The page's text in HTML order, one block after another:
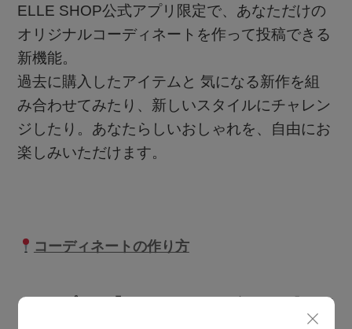
ELLE SHOP公式アプリ限定で、あなただけの
オリジナルコーディネートを作って投稿できる
新機能。
過去に購入したアイテムと 気になる新作を組
み合わせてみたり、新しいスタイルにチャレン
ジしたり。あなたらしいおしゃれを、自由にお
楽しみいただけます。
コーディネートの作り方
１．
タブにある『HOT